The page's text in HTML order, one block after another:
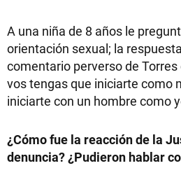
A una niña de 8 años le
orientación sexual; la
comentario perverso de Torres
vos tengas que iniciarte como
iniciarte con un hombre como
¿Cómo fue la reacción de la
denuncia? ¿Pudieron hablar